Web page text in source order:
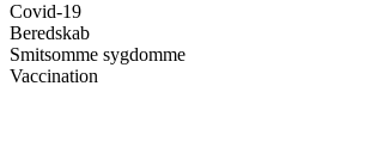
Covid-19
Beredskab
Smitsomme sygdomme
Vaccination